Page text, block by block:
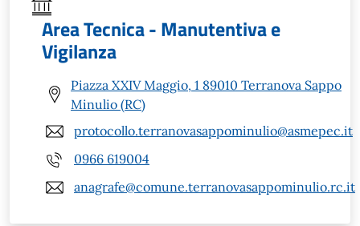
Area Tecnica - Manutentiva e
Vigilanza
Piazza XXIV Maggio, 1 89010 Terranova Sappo
Minulio (RC)
protocollo.terranovasappominulio@asmepec.it
0966 619004
anagrafe@comune.terranovasappominulio.rc.it